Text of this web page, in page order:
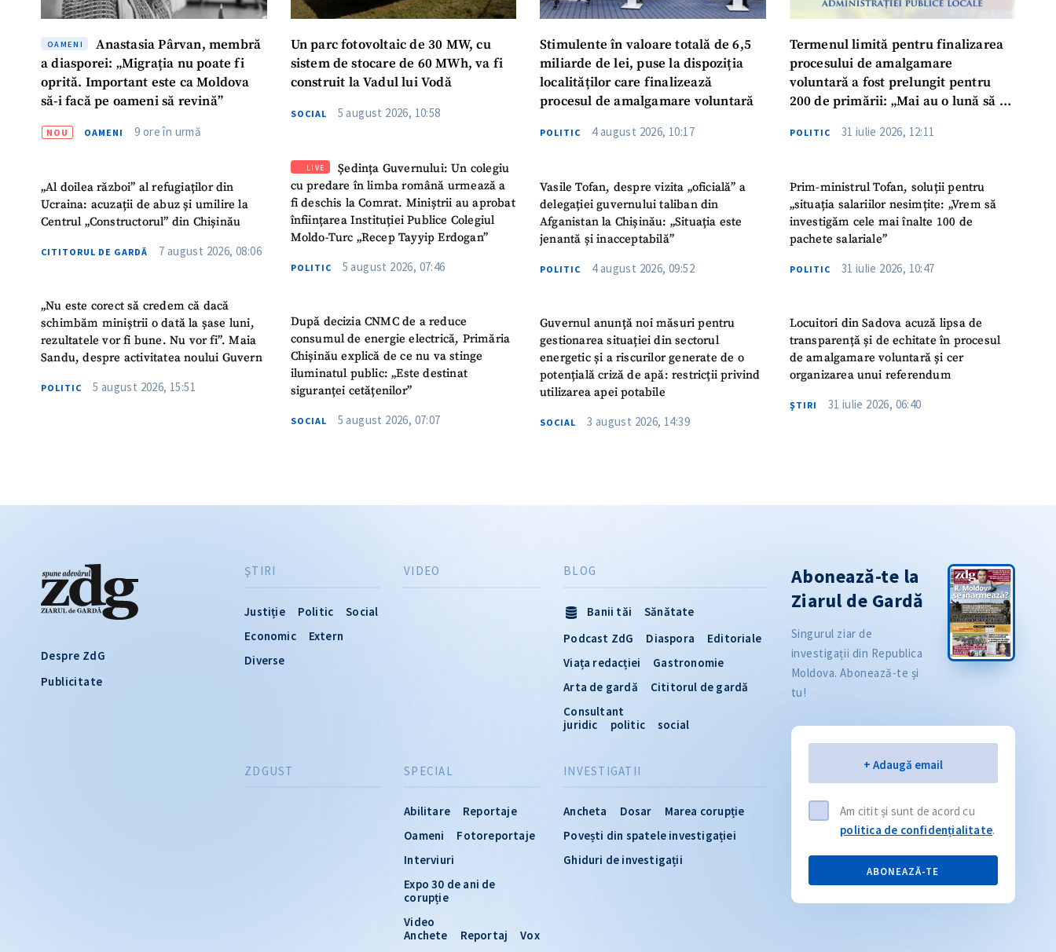
OAMENI
Anastasia Pârvan, membră
a diasporei: „Migrația nu poate fi
oprită. Important este ca Moldova
să-i facă pe oameni să revină”
NOU OAMENI 9 ore în urmă
„Al doilea război” al refugiaților din
Ucraina: acuzații de abuz și umilire la
Centrul „Constructorul” din Chișinău
CITITORUL DE GARDĂ 7 august 2026, 08:06
„Nu este corect să credem că dacă
schimbăm miniștrii o dată la șase luni,
rezultatele vor fi bune. Nu vor fi”. Maia
Sandu, despre activitatea noului Guvern
POLITIC 5 august 2026, 15:51
Un parc fotovoltaic de 30 MW, cu
sistem de stocare de 60 MWh, va fi
construit la Vadul lui Vodă
SOCIAL 5 august 2026, 10:58
LIVE
Ședința Guvernului: Un colegiu
cu predare în limba română urmează a
fi deschis la Comrat. Miniștrii au aprobat
înființarea Instituției Publice Colegiul
Moldo-Turc „Recep Tayyip Erdogan”
POLITIC 5 august 2026, 07:46
După decizia CNMC de a reduce
consumul de energie electrică, Primăria
Chișinău explică de ce nu va stinge
iluminatul public: „Este destinat
siguranței cetățenilor”
SOCIAL 5 august 2026, 07:07
Stimulente în valoare totală de 6,5
miliarde de lei, puse la dispoziția
localităților care finalizează
procesul de amalgamare voluntară
POLITIC 4 august 2026, 10:17
Vasile Tofan, despre vizita „oficială” a
delegației guvernului taliban din
Afganistan la Chișinău: „Situația este
jenantă și inacceptabilă”
POLITIC 4 august 2026, 09:52
Guvernul anunță noi măsuri pentru
gestionarea situației din sectorul
energetic și a riscurilor generate de o
potențială criză de apă: restricții privind
utilizarea apei potabile
SOCIAL 3 august 2026, 14:39
Termenul limită pentru finalizarea
procesului de amalgamare
voluntară a fost prelungit pentru
200 de primării: „Mai au o lună să se
POLITIC 31 iulie 2026, 12:11
Prim-ministrul Tofan, soluții pentru
„situația salariilor nesimțite: „Vrem să
investigăm cele mai înalte 100 de
pachete salariale”
POLITIC 31 iulie 2026, 10:47
Locuitori din Sadova acuză lipsa de
transparență și de echitate în procesul
de amalgamare voluntară și cer
organizarea unui referendum
ŞTIRI 31 iulie 2026, 06:40
Despre ZdG
Publicitate
ŞTIRI
Justiție Politic
Social
Economic
Extern
Diverse
INVESTIGATII
Ancheta Dosar
Marea corupție
Povești din spatele investigației
Ghiduri de investigații
VIDEO
SPECIAL
Abilitare
Reportaje
Oameni
Fotoreportaje
Interviuri
Expo 30 de ani de
corupție
Video
Anchete
Reportaj
Vox
BLOG
Banii tăi
Sănătate
Podcast ZdG
Diaspora
Editoriale
Viața redacției
Gastronomie
Arta de gardă
Cititorul de gardă
Consultant
juridic
politic social
ZDGUST
Abonează-te la
Ziarul de Gardă
Singurul ziar de
investigații din Republica
Moldova. Abonează-te și
tu!
+ Adaugă email
Am citit și sunt de acord cu
politica de confidențialitate.
ABONEAZĂ-TE